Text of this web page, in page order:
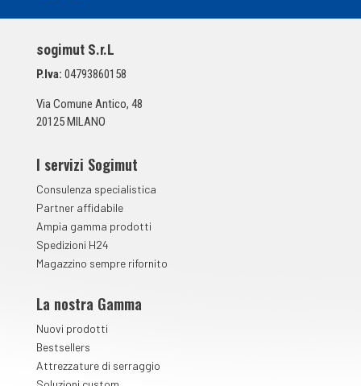
S
u
n
a
*
sogimut S.r.L
P.Iva: 04793860158
Via Comune Antico, 48
20125 MILANO
I servizi Sogimut
Consulenza specialistica
Partner affidabile
Ampia gamma prodotti
Spedizioni H24
Magazzino sempre rifornito
La nostra Gamma
Nuovi prodotti
Bestsellers
Attrezzature di serraggio